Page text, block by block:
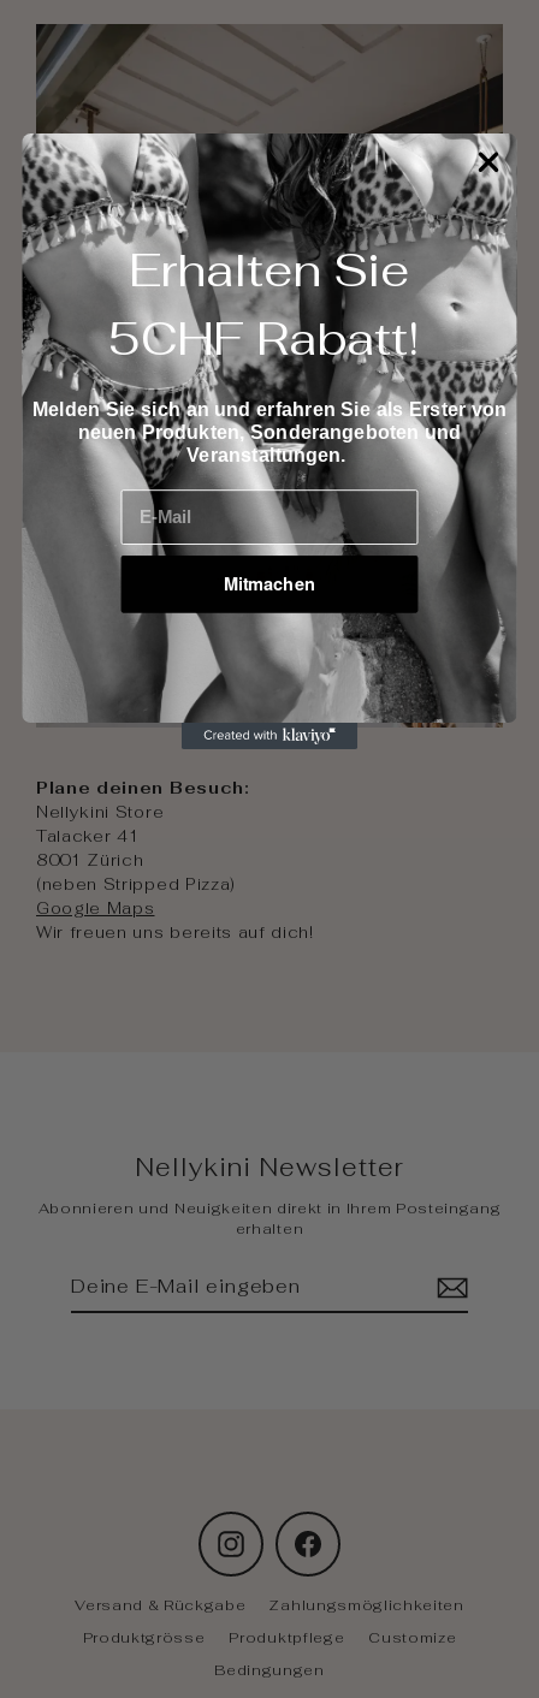
Plane deinen Besuch:
Nellykini Store
Talacker 41
8001 Zürich
(neben Stripped Pizza)
Google Maps
Wir freuen uns bereits auf dich!
Nellykini Newsletter
Abonnieren und Neuigkeiten direkt in Ihrem Posteingang
erhalten
InstagramFacebook
Versand & Rückgabe
Zahlungsmöglichkeiten
Produktgrösse
Produktpflege
Customize
Bedingungen
Erhalten Sie
5CHF Rabatt!
Melden Sie sich an und erfahren Sie als Erster von
neuen Produkten, Sonderangeboten und
Veranstaltungen.
E-Mail
Mitmachen